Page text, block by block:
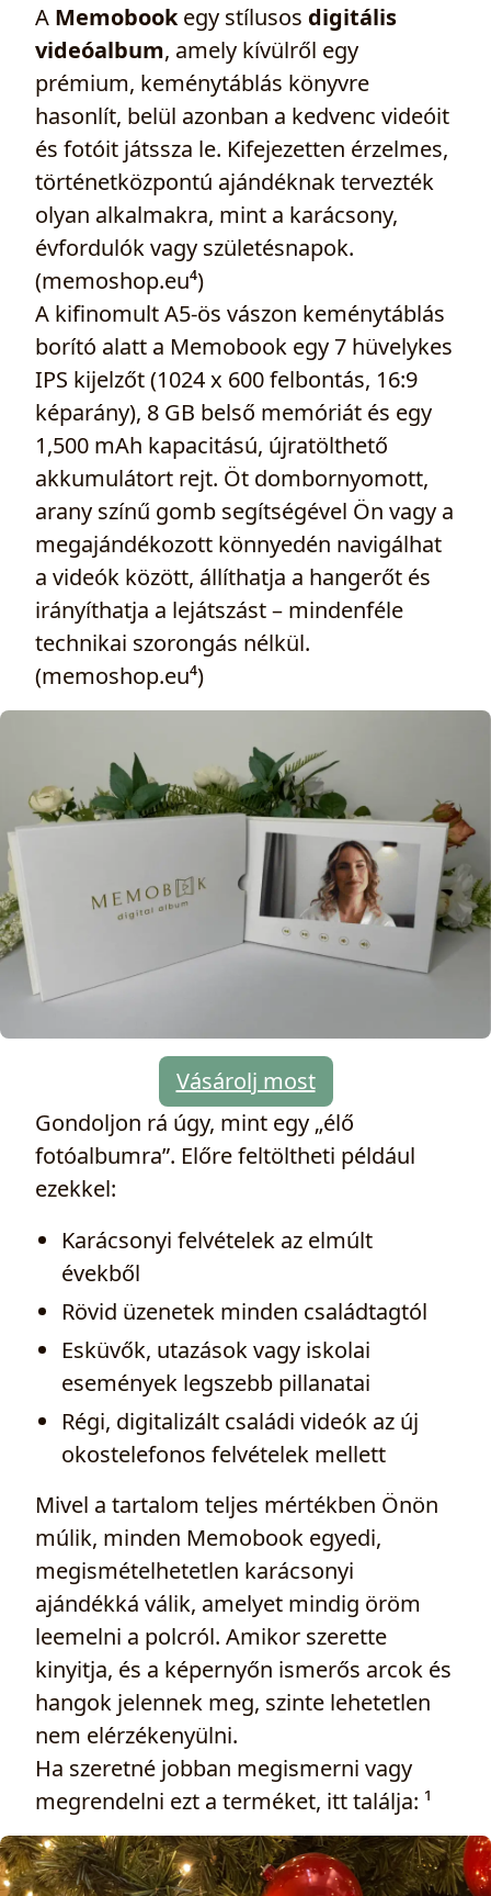
A Memobookegy stílusos digitális
videóalbum, amely kívülről egy
prémium, keménytáblás könyvre
hasonlít, belül azonban a kedvenc videóit
és fotóit játssza le. Kifejezetten érzelmes,
történetközpontú ajándéknak tervezték
olyan alkalmakra, mint a karácsony,
évfordulók vagy születésnapok.
(memoshop.eu⁴)
A kifinomult A5-ös vászon keménytáblás
borító alatt a Memobook egy 7 hüvelykes
IPS kijelzőt (1024 x 600 felbontás, 16:9
képarány), 8 GB belső memóriát és egy
1,500 mAh kapacitású, újratölthető
akkumulátort rejt. Öt dombornyomott,
arany színű gomb segítségével Ön vagy a
megajándékozott könnyedén navigálhat
a videók között, állíthatja a hangerőt és
irányíthatja a lejátszást – mindenféle
technikai szorongás nélkül.
(memoshop.eu⁴)
Vásárolj most
Gondoljon rá úgy, mint egy „élő
fotóalbumra”. Előre feltöltheti például
ezekkel:
Karácsonyi felvételek az elmúlt
évekből
Rövid üzenetek minden családtagtól
Esküvők, utazások vagy iskolai
események legszebb pillanatai
Régi, digitalizált családi videók az új
okostelefonos felvételek mellett
Mivel a tartalom teljes mértékben Önön
múlik, minden Memobook egyedi,
megismételhetetlen karácsonyi
ajándékká válik, amelyet mindig öröm
leemelni a polcról. Amikor szerette
kinyitja, és a képernyőn ismerős arcok és
hangok jelennek meg, szinte lehetetlen
nem elérzékenyülni.
Ha szeretné jobban megismerni vagy
megrendelni ezt a terméket, itt találja: ¹